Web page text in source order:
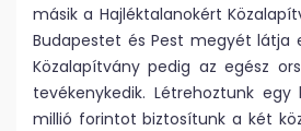
másik a Hajléktalanokért
Budapestet és Pest megyét látja
Közalapítvány pedig az egész
tevékenykedik. Létrehoztunk egy
millió forintot biztosítunk a két